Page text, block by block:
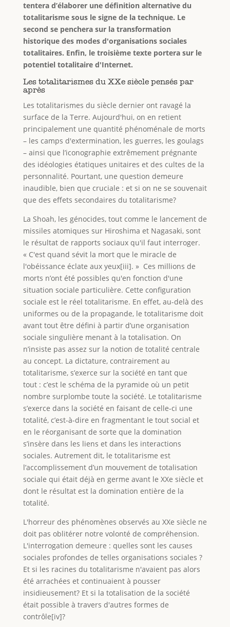
tentera d’élaborer une définition alternative du
totalitarisme sous le signe de la technique. Le
second se penchera sur la transformation
historique des modes d'organisations sociales
totalitaires. Enfin, le troisième texte portera sur le
potentiel totalitaire d'Internet.
Les totalitarismes du XXe siècle pensés par
après
Les totalitarismes du siècle dernier ont ravagé la
surface de la Terre. Aujourd'hui, on en retient
principalement une quantité phénoménale de morts
– les camps d'extermination, les guerres, les goulags
– ainsi que l’iconographie extrêmement prégnante
des idéologies étatiques unitaires et des cultes de la
personnalité. Pourtant, une question demeure
inaudible, bien que cruciale : et si on ne se souvenait
que des effets secondaires du totalitarisme?
La Shoah, les génocides, tout comme le lancement de
missiles atomiques sur Hiroshima et Nagasaki, sont
le résultat de rapports sociaux qu'il faut interroger.
« C'est quand sévit la mort que le miracle de
l'obéissance éclate aux yeux[iii]. » Ces millions de
morts n’ont été possibles qu'en fonction d'une
situation sociale particulière. Cette configuration
sociale est le réel totalitarisme. En effet, au-delà des
uniformes ou de la propagande, le totalitarisme doit
avant tout être défini à partir d’une organisation
sociale singulière menant à la totalisation. On
n’insiste pas assez sur la notion de totalité centrale
au concept. La dictature, contrairement au
totalitarisme, s’exerce sur la société en tant que
tout : c’est le schéma de la pyramide où un petit
nombre surplombe toute la société. Le totalitarisme
s’exerce dans la société en faisant de celle-ci une
totalité, c’est-à-dire en fragmentant le tout social et
en le réorganisant de sorte que la domination
s’insère dans les liens et dans les interactions
sociales. Autrement dit, le totalitarisme est
l’accomplissement d’un mouvement de totalisation
sociale qui était déjà en germe avant le XXe siècle et
dont le résultat est la domination entière de la
totalité.
L'horreur des phénomènes observés au XXe siècle ne
doit pas oblitérer notre volonté de compréhension.
L'interrogation demeure : quelles sont les causes
sociales profondes de telles organisations sociales ?
Et si les racines du totalitarisme n'avaient pas alors
été arrachées et continuaient à pousser
insidieusement? Et si la totalisation de la société
était possible à travers d'autres formes de
contrôle[iv]?